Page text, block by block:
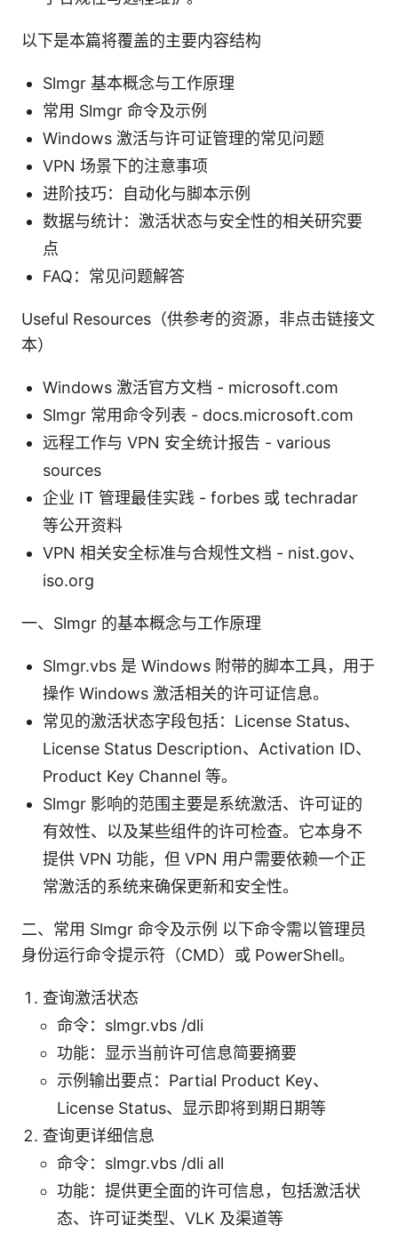
以下是本篇将覆盖的主要内容结构
Slmgr 基本概念与工作原理
常用 Slmgr 命令及示例
Windows 激活与许可证管理的常见问题
VPN 场景下的注意事项
进阶技巧：自动化与脚本示例
数据与统计：激活状态与安全性的相关研究要
点
FAQ：常见问题解答
Useful Resources（供参考的资源，非点击链接文
本）
Windows 激活官方文档 - microsoft.com
Slmgr 常用命令列表 - docs.microsoft.com
远程工作与 VPN 安全统计报告 - various
sources
企业 IT 管理最佳实践 - forbes 或 techradar
等公开资料
VPN 相关安全标准与合规性文档 - nist.gov、
iso.org
一、Slmgr 的基本概念与工作原理
Slmgr.vbs 是 Windows 附带的脚本工具，用于
操作 Windows 激活相关的许可证信息。
常见的激活状态字段包括：License Status、
License Status Description、Activation ID、
Product Key Channel 等。
Slmgr 影响的范围主要是系统激活、许可证的
有效性、以及某些组件的许可检查。它本身不
提供 VPN 功能，但 VPN 用户需要依赖一个正
常激活的系统来确保更新和安全性。
二、常用 Slmgr 命令及示例 以下命令需以管理员
身份运行命令提示符（CMD）或 PowerShell。
查询激活状态
命令：slmgr.vbs /dli
功能：显示当前许可信息简要摘要
示例输出要点：Partial Product Key、
License Status、显示即将到期日期等
查询更详细信息
命令：slmgr.vbs /dli all
功能：提供更全面的许可信息，包括激活状
态、许可证类型、VLK 及渠道等